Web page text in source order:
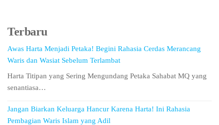
Terbaru
Awas Harta Menjadi Petaka! Begini Rahasia Cerdas Merancang
Waris dan Wasiat Sebelum Terlambat
Harta Titipan yang Sering Mengundang Petaka Sahabat MQ yang
senantiasa…
Jangan Biarkan Keluarga Hancur Karena Harta! Ini Rahasia
Pembagian Waris Islam yang Adil